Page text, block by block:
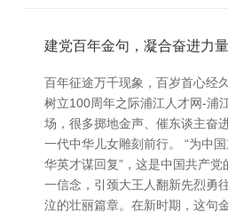
建党百年金句，凝合奋进力量
百年征途万千现象，百岁首心经
树立100周年之际浦江人才网-浦
场，很多掷地金声、催东谈主奋
一代中华儿女雕刻前行。 “为中
华英才谋回复”，这是中国共产
一信念，引颈大王人翻新先烈勇
泣的壮丽篇章。在新时期，这句